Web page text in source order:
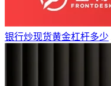
银行炒现货黄金杠杆多少